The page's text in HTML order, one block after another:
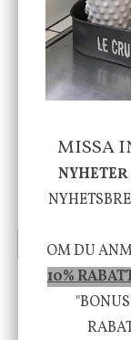
House Doctor
Skål, Hands
-20%
INFO KÖP
Vi vill
MISSA
OM DU
10%